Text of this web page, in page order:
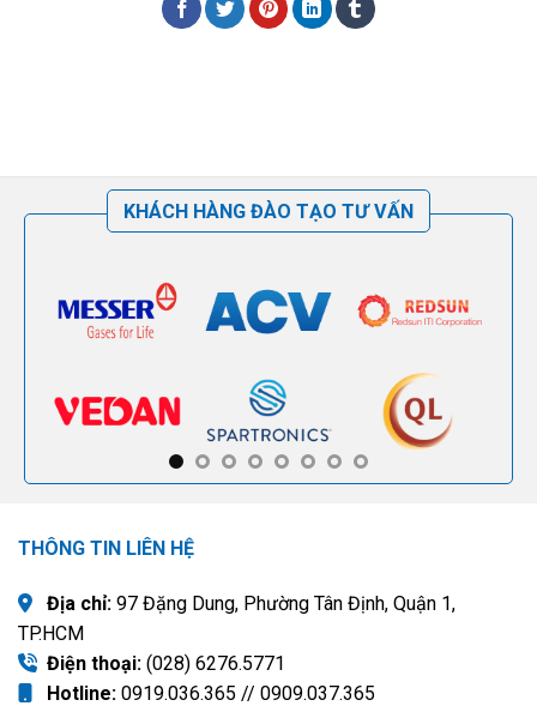
KHÁCH HÀNG ĐÀO TẠO TƯ VẤN
THÔNG TIN LIÊN HỆ
Địa chỉ:97 Đặng Dung, Phường Tân Định, Quận 1,
TP.HCM
Điện thoại:(028) 6276.5771
Hotline:0919.036.365 // 0909.037.365